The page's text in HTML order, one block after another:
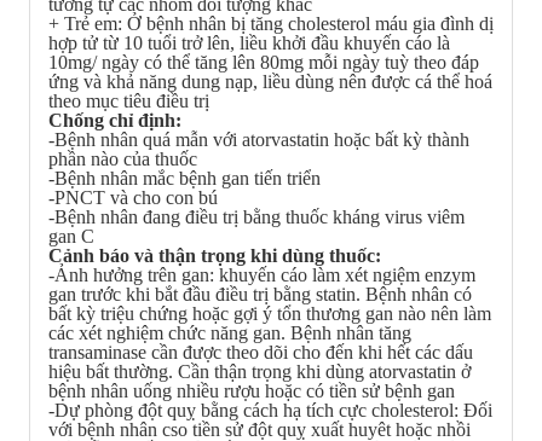
+ Trẻ em: Ở bệnh nhân bị tăng cholesterol máu gia đình dị
hợp tử từ 10 tuổi trở lên, liều khởi đầu khuyến cáo là
10mg/ ngày có thể tăng lên 80mg mỗi ngày tuỳ theo đáp
ứng và khả năng dung nạp, liều dùng nên được cá thể hoá
theo mục tiêu điều trị
Chống chỉ định:
-Bệnh nhân quá mẫn với atorvastatin hoặc bất kỳ thành
phần nào của thuốc
-Bệnh nhân mắc bệnh gan tiến triển
-PNCT và cho con bú
-Bệnh nhân đang điều trị bằng thuốc kháng virus viêm
gan C
Cảnh báo và thận trọng khi dùng thuốc:
-Ảnh hưởng trên gan: khuyến cáo làm xét ngiệm enzym
gan trước khi bắt đầu điều trị bằng statin. Bệnh nhân có
bất kỳ triệu chứng hoặc gợi ý tổn thương gan nào nên làm
các xét nghiệm chức năng gan. Bệnh nhân tăng
transaminase cần được theo dõi cho đến khi hết các dấu
hiệu bất thường. Cần thận trọng khi dùng atorvastatin ở
bệnh nhân uống nhiều rượu hoặc có tiền sử bệnh gan
-Dự phòng đột quỵ bằng cách hạ tích cực cholesterol: Đối
với bệnh nhân cso tiền sử đột quỵ xuất huyêt hoặc nhồi